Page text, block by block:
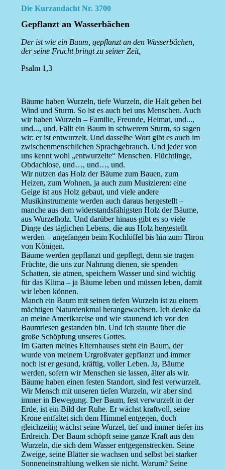
Die Kurzandacht Nr. 3700
Gepflanzt an Wasserbächen
Der ist wie ein Baum, gepflanzt an den Wasserbächen,
der seine Frucht bringt zu seiner Zeit,
Psalm 1,3
Bäume haben Wurzeln, tiefe Wurzeln, die Halt geben bei
Wind und Sturm. So ist es auch bei uns Menschen. Auch
wir haben Wurzeln – Familie, Freunde, Heimat, und...,
und..., und. Fällt ein Baum in schwerem Sturm, so sagen
wir: er ist entwurzelt. Und dasselbe Wort gibt es auch im
zwischenmenschlichen Sprachgebrauch. Und jeder von
uns kennt wohl „entwurzelte“ Menschen. Flüchtlinge,
Obdachlose, und…, und…, und.
Wir nutzen das Holz der Bäume zum Bauen, zum
Heizen, zum Wohnen, ja auch zum Musizieren: eine
Geige ist aus Holz gebaut, und viele andere
Musikinstrumente werden auch daraus hergestellt –
manche aus dem widerstandsfähigsten Holz der Bäume,
aus Wurzelholz. Und darüber hinaus gibt es so viele
Dinge des täglichen Lebens, die aus Holz hergestellt
werden – angefangen beim Kochlöffel bis hin zum Thron
von Königen.
Bäume werden gepflanzt und gepflegt, denn sie tragen
Früchte, die uns zur Nahrung dienen, sie spenden
Schatten, sie atmen, speichern Wasser und sind wichtig
für das Klima – ja Bäume leben und müssen leben, damit
wir leben können.
Manch ein Baum mit seinen tiefen Wurzeln ist zu einem
mächtigen Naturdenkmal herangewachsen. Ich denke da
an meine Amerikareise und wie staunend ich vor den
Baumriesen gestanden bin. Und ich staunte über die
große Schöpfung unseres Gottes.
Im Garten meines Elternhauses steht ein Baum, der
wurde von meinem Urgroßvater gepflanzt und immer
noch ist er gesund, kräftig, voller Leben. Ja, Bäume
werden, sofern wir Menschen sie lassen, älter als wir.
Bäume haben einen festen Standort, sind fest verwurzelt.
Wir Mensch mit unseren tiefen Wurzeln, wir aber sind
immer in Bewegung. Der Baum, fest verwurzelt in der
Erde, ist ein Bild der Ruhe. Er wächst kraftvoll, seine
Krone entfaltet sich dem Himmel entgegen, doch
gleichzeitig wächst seine Wurzel, tief und immer tiefer ins
Erdreich. Der Baum schöpft seine ganze Kraft aus den
Wurzeln, die sich dem Wasser entgegenstrecken. Seine
Zweige, seine Blätter sie wachsen und selbst bei starker
Sonneneinstrahlung welken sie nicht. Warum? Seine